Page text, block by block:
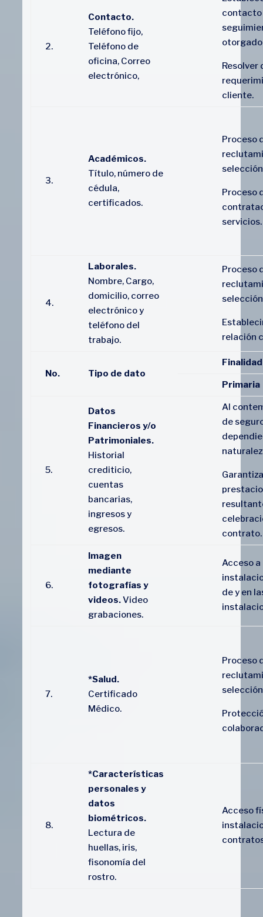
2.
Contacto.
Teléfono fijo,
Teléfono de
oficina, Correo
electrónico,
contacto
Resolver
cliente.
3.
Académicos.
Título, número de
cédula,
certificados.
Proceso
Proceso
servicios.
4.
Laborales.
Nombre, Cargo,
domicilio, correo
electrónico y
teléfono del
trabajo.
Proceso
relación
No. Tipo de dato
Finalidad
Primaria
5.
Datos
Financieros y/o
Patrimoniales.
Historial
crediticio,
cuentas
bancarias,
ingresos y
egresos.
Al
de
contrato.
6.
Imagen
mediante
fotografías y
videos.Video
grabaciones.
Acceso a
de y en
7.
*Salud.
Certificado
Médico.
Proceso
8.
*Características
personales y
datos
biométricos.
Lectura de
huellas, iris,
fisonomía del
rostro.
Acceso